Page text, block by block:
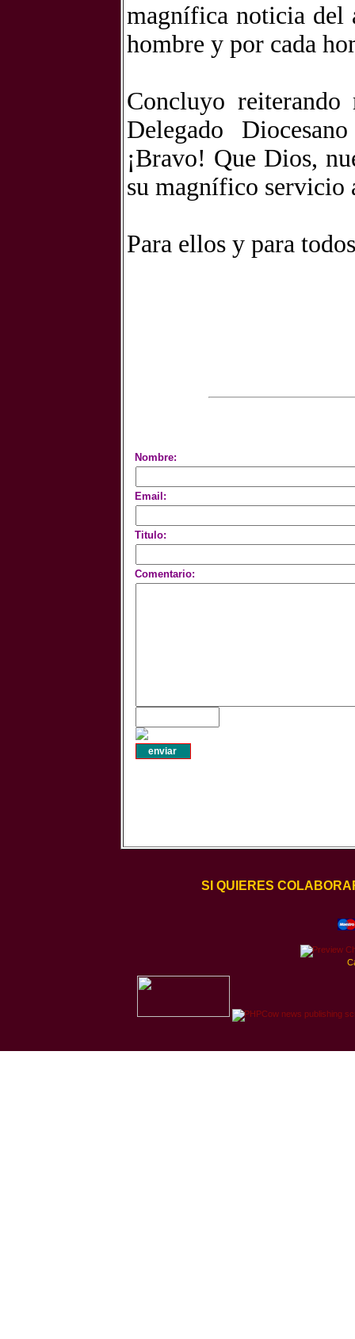
magnífica noticia del
hombre y por cada
Concluyo
Delegado
¡Bravo! Que Dios,
su magnífico servicio
Para ellos y para
Nombre:
Email:
Titulo:
Comentario:
SI QUIERES